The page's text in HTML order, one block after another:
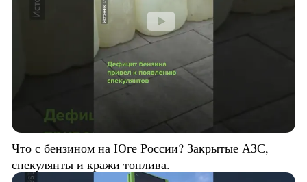
Что с бензином на Юге России? Закрытые АЗС,
спекулянты и кражи топлива.